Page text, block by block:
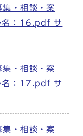
集・相談・案
名：16.pdf サ
集・相談・案
名：17.pdf サ
集・相談・案